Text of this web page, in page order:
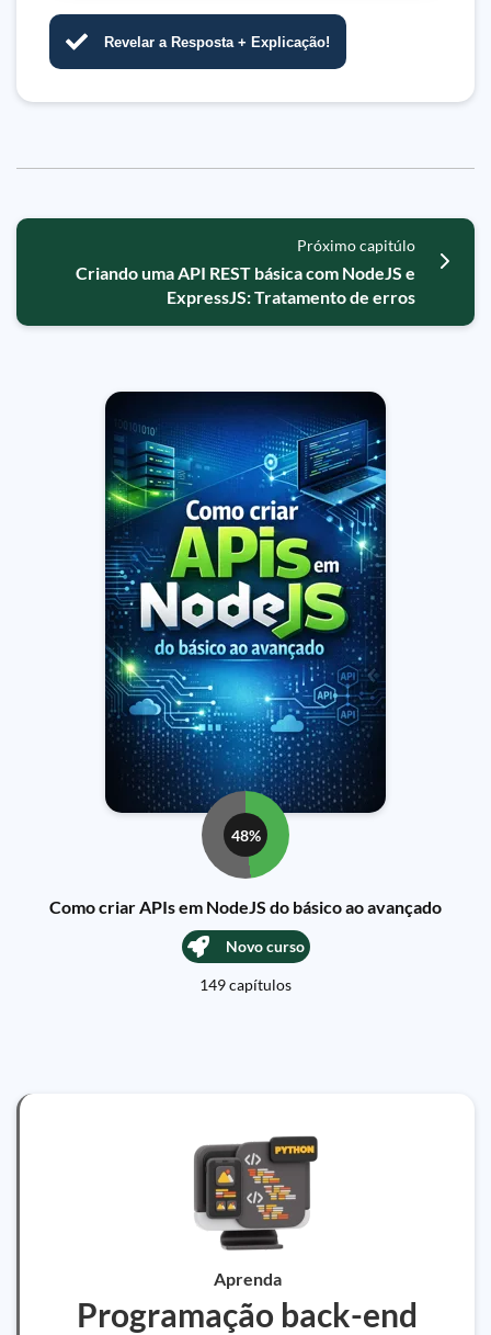
Revelar a Resposta + Explicação!
Próximo capitúlo
Criando uma API REST básica com NodeJS e
ExpressJS: Tratamento de erros
48%
Como criar APIs em NodeJS do básico ao avançado
Novo curso
149 capítulos
Aprenda
Programação back-end